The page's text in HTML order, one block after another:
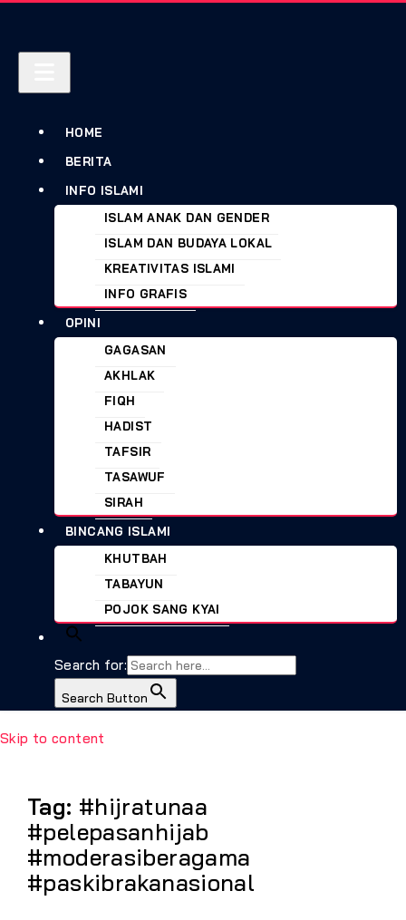
HOME
BERITA
INFO ISLAMI
ISLAM ANAK DAN GENDER
ISLAM DAN BUDAYA LOKAL
KREATIVITAS ISLAMI
INFO GRAFIS
OPINI
GAGASAN
AKHLAK
FIQH
HADIST
TAFSIR
TASAWUF
SIRAH
BINCANG ISLAMI
KHUTBAH
TABAYUN
POJOK SANG KYAI
Search for:
Search Button
Skip to content
Tag: #hijratunaa
#pelepasanhijab
#moderasiberagama
#paskibrakanasional